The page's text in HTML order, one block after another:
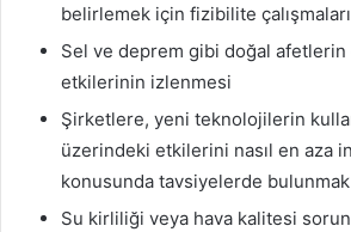
belirlemek için fizibilite
Sel ve deprem gibi doğal
etkilerinin izlenmesi
Şirketlere, yeni teknolojilerin
üzerindeki etkilerini nasıl en aza
konusunda tavsiyelerde bulunmak
Su kirliliği veya hava kalitesi